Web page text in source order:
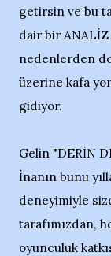
getirsin ve bu
dair bir ANALİZ
nedenlerden
üzerine kafa
gidiyor.
Gelin "DERİN
İnanın bunu
deneyimiyle
tarafımızdan,
oyunculuk